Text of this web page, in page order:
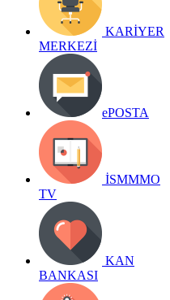
KARİYER
MERKEZİ
ePOSTA
İSMMMO
TV
KAN
BANKASI